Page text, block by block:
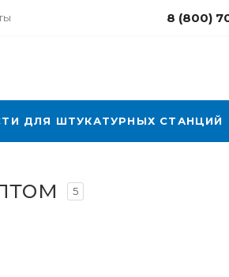
8 (800)
ДЛЯ ШТУКАТУРНЫХ СТАНЦИЙ
5